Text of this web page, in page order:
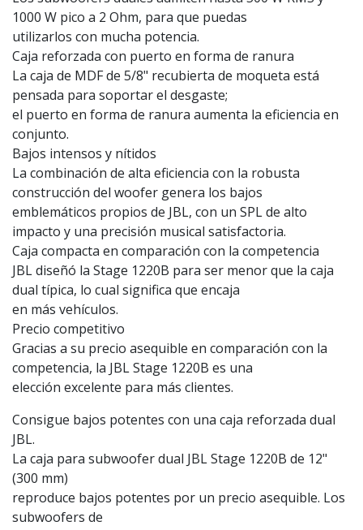
1000 W pico a 2 Ohm, para que puedas
utilizarlos con mucha potencia.
Caja reforzada con puerto en forma de ranura
La caja de MDF de 5/8" recubierta de moqueta está
pensada para soportar el desgaste;
el puerto en forma de ranura aumenta la eficiencia en
conjunto.
Bajos intensos y nítidos
La combinación de alta eficiencia con la robusta
construcción del woofer genera los bajos
emblemáticos propios de JBL, con un SPL de alto
impacto y una precisión musical satisfactoria.
Caja compacta en comparación con la competencia
JBL diseñó la Stage 1220B para ser menor que la caja
dual típica, lo cual significa que encaja
en más vehículos.
Precio competitivo
Gracias a su precio asequible en comparación con la
competencia, la JBL Stage 1220B es una
elección excelente para más clientes.
Consigue bajos potentes con una caja reforzada dual
JBL.
La caja para subwoofer dual JBL Stage 1220B de 12"
(300 mm)
reproduce bajos potentes por un precio asequible. Los
subwoofers de